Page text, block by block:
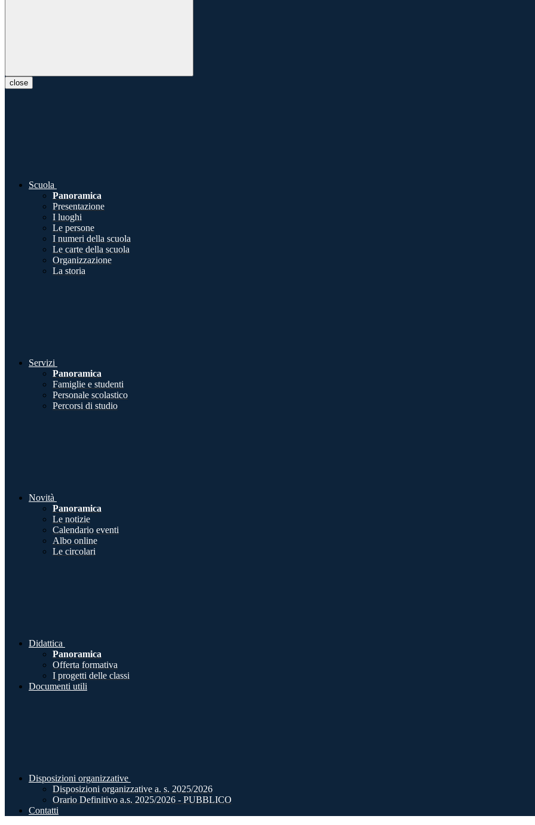
close
Scuola
Panoramica
Presentazione
I luoghi
Le persone
I numeri della scuola
Le carte della scuola
Organizzazione
La storia
Servizi
Panoramica
Famiglie e studenti
Personale scolastico
Percorsi di studio
Novità
Panoramica
Le notizie
Calendario eventi
Albo online
Le circolari
Didattica
Panoramica
Offerta formativa
I progetti delle classi
Documenti utili
Disposizioni organizzative
Disposizioni organizzative a. s. 2025/2026
Orario Definitivo a.s. 2025/2026 - PUBBLICO
Contatti